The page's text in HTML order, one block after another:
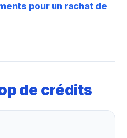
pour un rachat de
de crédits